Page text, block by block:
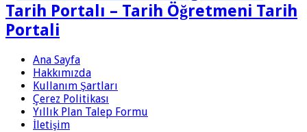
Tarih Portalı – Tarih Öğretmeni Tarih
Portali
Ana Sayfa
Hakkımızda
Kullanım Şartları
Çerez Politikası
Yıllık Plan Talep Formu
İletişim